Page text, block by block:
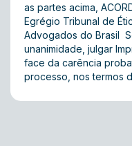
as partes acima,
Egrégio Tribunal de
Advogados do Brasil 
unanimidade, julgar
face da carência
processo, nos termos